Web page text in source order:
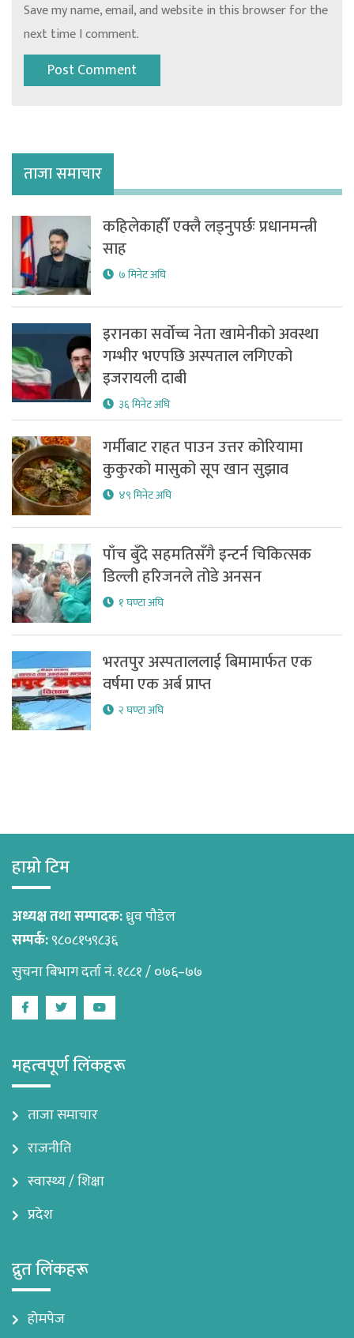
Save my name, email, and website in this browser for the
next time I comment.
ताजा समाचार
कहिलेकाहीँ एक्लै लड्नुपर्छः प्रधानमन्त्री
साह
७ मिनेट अघि
इरानका सर्वोच्च नेता खामेनीको अवस्था
गम्भीर भएपछि अस्पताल लगिएको
इजरायली दाबी
३६ मिनेट अघि
गर्मीबाट राहत पाउन उत्तर कोरियामा
कुकुरको मासुको सूप खान सुझाव
४९ मिनेट अघि
पाँच बुँदे सहमतिसँगै इन्टर्न चिकित्सक
डिल्ली हरिजनले तोडे अनसन
१ घण्टा अघि
भरतपुर अस्पताललाई बिमामार्फत एक
वर्षमा एक अर्ब प्राप्त
२ घण्टा अघि
हाम्रो टिम
अध्यक्ष तथा सम्पादक:ध्रुव पौडेल
सम्पर्क:९८०८१५९८३६
सुचना बिभाग दर्ता नं. १८८१ / ०७६–७७
FacebookTwitterYoutube
महत्वपूर्ण लिंकहरू
ताजा समाचार
राजनीति
स्वास्थ्य / शिक्षा
प्रदेश
द्रुत लिंकहरू
होमपेज